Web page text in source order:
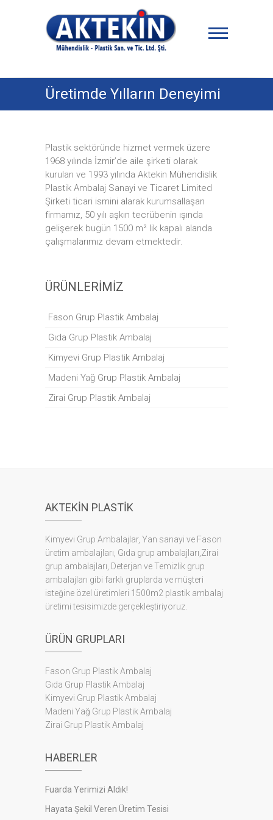
Aktekin Plastik
Üretimde Yılların Deneyimi
Plastik sektöründe hizmet vermek üzere
1968 yılında İzmir’de aile şirketi olarak
kurulan ve 1993 yılında Aktekin Mühendislik
Plastik Ambalaj Sanayi ve Ticaret Limited
Şirketi ticari ismini alarak kurumsallaşan
firmamız, 50 yılı aşkın tecrübenin ışında
gelişerek bugün 1500 m² lik kapalı alanda
çalışmalarımız devam etmektedir.
ÜRÜNLERIMIZ
Fason Grup Plastik Ambalaj
Gıda Grup Plastik Ambalaj
Kimyevi Grup Plastik Ambalaj
Madeni Yağ Grup Plastik Ambalaj
Zirai Grup Plastik Ambalaj
AKTEKIN PLASTIK
Kimyevi Grup Ambalajlar, Yan sanayi ve Fason
üretim ambalajları, Gıda grup ambalajları,Zirai
grup ambalajları, Deterjan ve Temizlik grup
ambalajları gibi farklı gruplarda ve müşteri
isteğine özel üretimleri 1500m2 plastik ambalaj
üretimi tesisimizde gerçekleştiriyoruz.
ÜRÜN GRUPLARI
Fason Grup Plastik Ambalaj
Gıda Grup Plastik Ambalaj
Kimyevi Grup Plastik Ambalaj
Madeni Yağ Grup Plastik Ambalaj
Zirai Grup Plastik Ambalaj
HABERLER
Fuarda Yerimizi Aldık!
Hayata Şekil Veren Üretim Tesisi